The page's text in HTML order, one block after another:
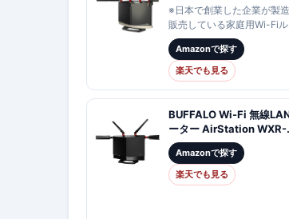
5764＋688Mbps
WXR18000BE10P
AirStation BUFFALO
対応トライバンドルーター
ラッグシップモデル 無線
ルーター
11be/ax/ac/n/a/g/b【送
料】【KK9N0D18P】
※日本で創業した企業が製
販売している家庭用Wi-Fiル
ーとして。2024年1月9日(火
点、Wi-Fi Alliance Product
Finderの確認に基づくメー…
Amazonで探す
楽天でも見る
BUFFALO Wi-Fi 無線
ーター AirStation WXR-
5700AX7S
Amazonで探す
楽天でも見る